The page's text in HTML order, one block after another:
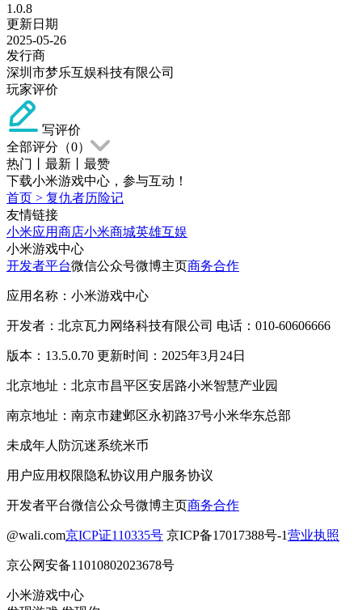
1.0.8
更新日期
2025-05-26
发行商
深圳市梦乐互娱科技有限公司
玩家评价
写评价
全部评分（0）
热门
最新
最赞
下载小米游戏中心，参与互动！
首页 > 复仇者历险记
友情链接
小米应用商店小米商城英雄互娱
小米游戏中心
开发者平台微信公众号微博主页商务合作
应用名称：小米游戏中心
开发者：北京瓦力网络科技有限公司 电话：010-60606666
版本：13.5.0.70 更新时间：2025年3月24日
北京地址：北京市昌平区安居路小米智慧产业园
南京地址：南京市建邺区永初路37号小米华东总部
未成年人防沉迷系统米币
用户应用权限隐私协议用户服务协议
开发者平台微信公众号微博主页商务合作
@wali.com京ICP证110335号 京ICP备17017388号-1营业执照
京公网安备11010802023678号
小米游戏中心